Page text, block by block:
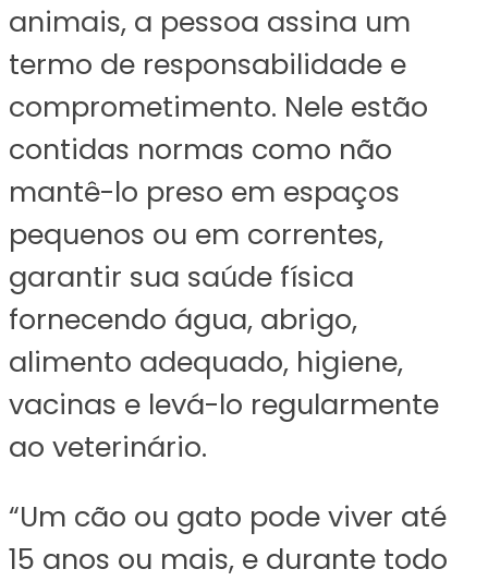
animais, a pessoa assina um
termo de responsabilidade e
comprometimento. Nele estão
contidas normas como não
mantê-lo preso em espaços
pequenos ou em correntes,
garantir sua saúde física
fornecendo água, abrigo,
alimento adequado, higiene,
vacinas e levá-lo regularmente
ao veterinário.
“Um cão ou gato pode viver até
15 anos ou mais, e durante todo